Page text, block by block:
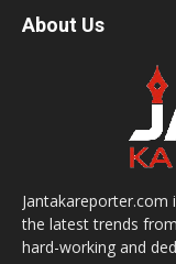
About Us
Jantakareporter.com
the latest trends
hard-working and